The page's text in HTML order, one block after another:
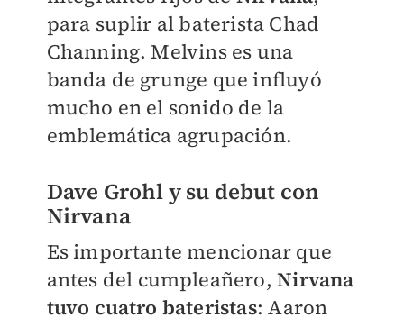
para suplir al baterista Chad
Channing. Melvins es una
banda de grunge que influyó
mucho en el sonido de la
emblemática agrupación.
Dave Grohl y su debut con
Nirvana
Es importante mencionar que
antes del cumpleañero,Nirvana
tuvo cuatro bateristas: Aaron